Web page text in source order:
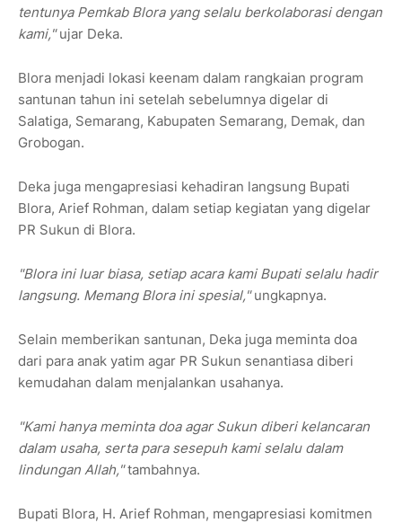
tentunya Pemkab Blora yang selalu berkolaborasi dengan
kami,"ujar Deka.
Blora menjadi lokasi keenam dalam rangkaian program
santunan tahun ini setelah sebelumnya digelar di
Salatiga, Semarang, Kabupaten Semarang, Demak, dan
Grobogan.
Deka juga mengapresiasi kehadiran langsung Bupati
Blora, Arief Rohman, dalam setiap kegiatan yang digelar
PR Sukun di Blora.
"Blora ini luar biasa, setiap acara kami Bupati selalu hadir
langsung. Memang Blora ini spesial,"ungkapnya.
Selain memberikan santunan, Deka juga meminta doa
dari para anak yatim agar PR Sukun senantiasa diberi
kemudahan dalam menjalankan usahanya.
"Kami hanya meminta doa agar Sukun diberi kelancaran
dalam usaha, serta para sesepuh kami selalu dalam
lindungan Allah,"tambahnya.
Bupati Blora, H. Arief Rohman, mengapresiasi komitmen